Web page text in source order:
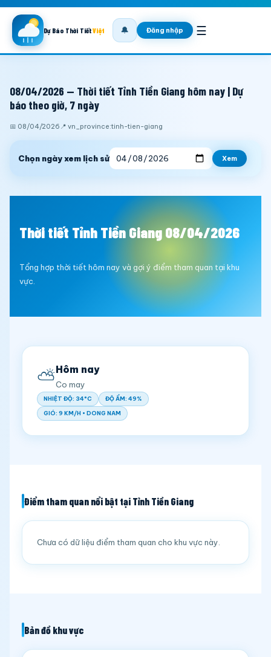
Dự Báo Thời TiếtViệt 🔔 Đăng nhập ☰
08/04/2026 — Thời tiết Tỉnh Tiền Giang hôm nay | Dự
báo theo giờ, 7 ngày
📅 08/04/2026 📍 vn_province:tinh-tien-giang
Chọn ngày xem lịch sử Xem
Thời tiết Tỉnh Tiền Giang 08/04/2026
Tổng hợp thời tiết hôm nay và gợi ý điểm tham quan tại khu
vực.
⛅Hôm nay
Co may
NHIỆT ĐỘ: 34°C ĐỘ ẨM: 49%
GIÓ: 9 KM/H • DONG NAM
Điểm tham quan nổi bật tại Tỉnh Tiền Giang
Chưa có dữ liệu điểm tham quan cho khu vực này.
Bản đồ khu vực